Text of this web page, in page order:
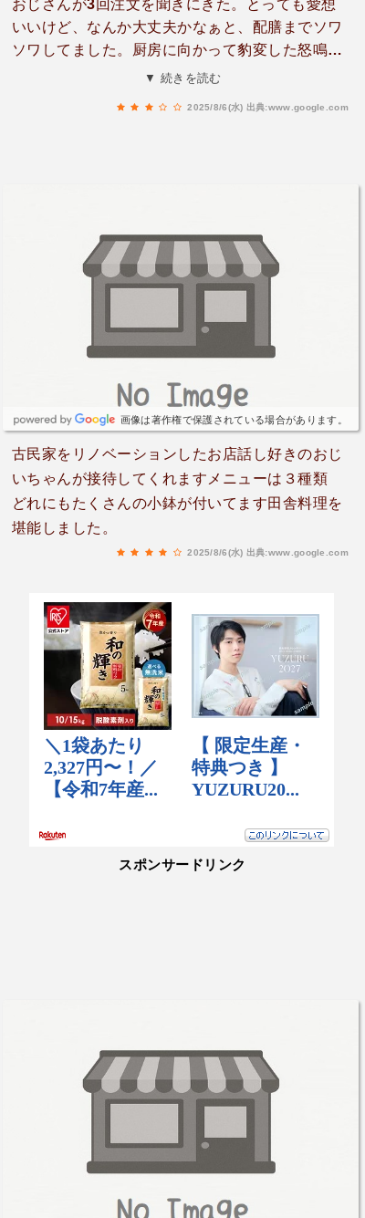
おじさんが3回注文を聞きにきた。とっても愛想
いいけど、なんか大丈夫かなぁと、配膳までソワ
ソワしてました。厨房に向かって豹変した怒鳴り
声にびっくり。笑だけど😆品数多く、コスパと味
▼ 続きを読む
2025/8/6(水) 出典:www.google.com
画像は著作権で保護されている場合があります。
古民家をリノベーションしたお店話し好きのおじ
いちゃんが接待してくれますメニューは３種類
どれにもたくさんの小鉢が付いてます田舎料理を
堪能しました。
2025/8/6(水) 出典:www.google.com
スポンサードリンク